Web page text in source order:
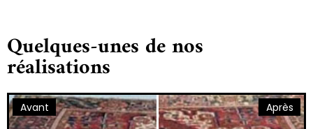
Quelques-unes de nos
réalisations
Avant Après